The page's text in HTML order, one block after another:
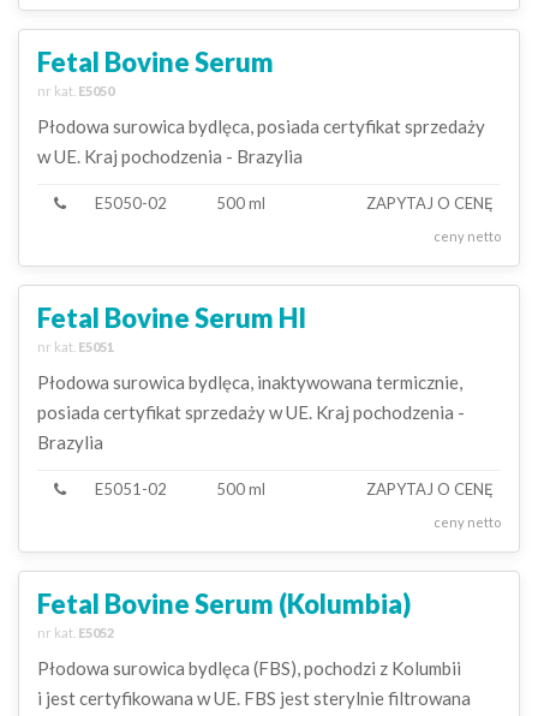
Fetal Bovine Serum
nr kat. E5050
Płodowa surowica bydlęca, posiada certyfikat sprzedaży
w UE. Kraj pochodzenia - Brazylia
E5050-02 500 ml ZAPYTAJ O CENĘ
ceny netto
Fetal Bovine Serum HI
nr kat. E5051
Płodowa surowica bydlęca, inaktywowana termicznie,
posiada certyfikat sprzedaży w UE. Kraj pochodzenia -
Brazylia
E5051-02 500 ml ZAPYTAJ O CENĘ
ceny netto
Fetal Bovine Serum (Kolumbia)
nr kat. E5052
Płodowa surowica bydlęca (FBS), pochodzi z Kolumbii
i jest certyfikowana w UE. FBS jest sterylnie filtrowana